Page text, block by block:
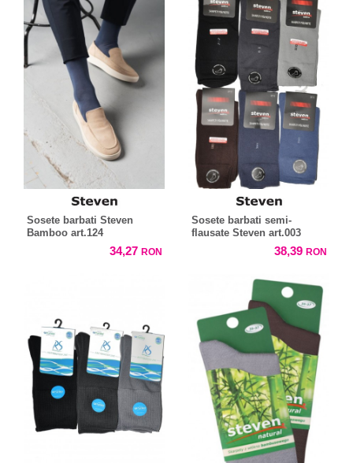
Sosete barbati Steven
Bamboo art.124
34,27 RON
Sosete barbati semi-
flausate Steven art.003
38,39 RON